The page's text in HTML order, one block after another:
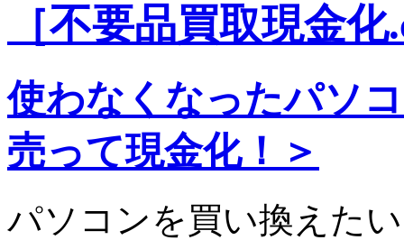
［不要品買取現金化
使わなくなったパソ
売って現金化！＞
パソコンを買い換えた